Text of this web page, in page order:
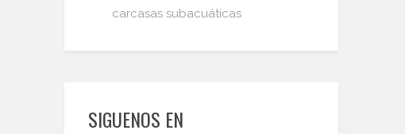
carcasas subacuáticas
SIGUENOS EN